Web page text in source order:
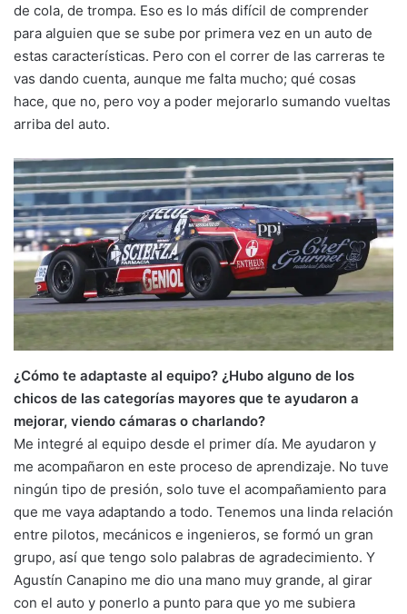
de cola, de trompa. Eso es lo más difícil de comprender
para alguien que se sube por primera vez en un auto de
estas características. Pero con el correr de las carreras te
vas dando cuenta, aunque me falta mucho; qué cosas
hace, que no, pero voy a poder mejorarlo sumando vueltas
arriba del auto.
¿Cómo te adaptaste al equipo? ¿Hubo alguno de los
chicos de las categorías mayores que te ayudaron a
mejorar, viendo cámaras o charlando?
Me integré al equipo desde el primer día. Me ayudaron y
me acompañaron en este proceso de aprendizaje. No tuve
ningún tipo de presión, solo tuve el acompañamiento para
que me vaya adaptando a todo. Tenemos una linda relación
entre pilotos, mecánicos e ingenieros, se formó un gran
grupo, así que tengo solo palabras de agradecimiento. Y
Agustín Canapino me dio una mano muy grande, al girar
con el auto y ponerlo a punto para que yo me subiera